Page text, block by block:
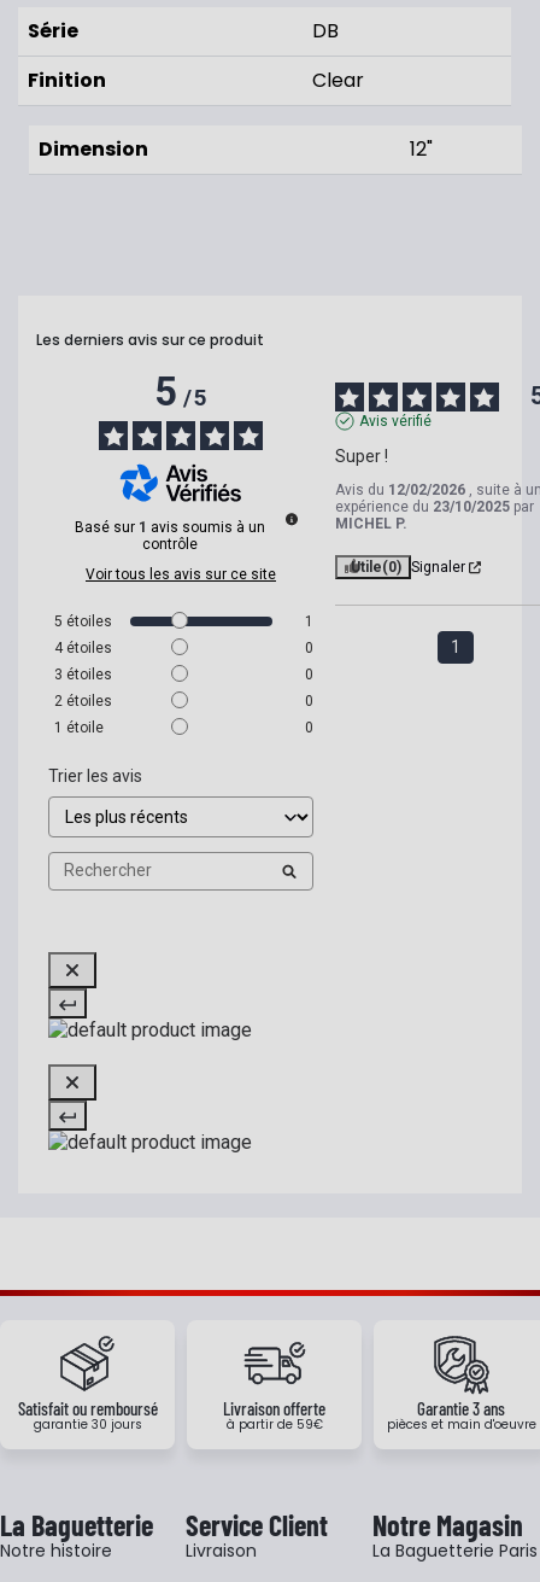
Série
DB
Finition
Clear
Dimension 12"
Les derniers avis sur ce produit
5/5
Basé sur 1 avis soumis à un
contrôle
Voir tous les avis sur ce site
5 étoiles
1
4 étoiles
0
3 étoiles
0
2 étoiles
0
1 étoile 0
Trier les avis
Avis vérifié
Super !
Avis du 12/02/2026 , suite à
expérience du 23/10/2025 par
MICHEL P.
Utile(0) Signaler
1
Satisfait ou remboursé
garantie 30 jours
Livraison offerte
à partir de 59€
Garantie 3 ans
pièces et main d'oeuvre
La Baguetterie
Notre histoire
Service Client
Livraison
Notre Magasin
La Baguetterie Paris